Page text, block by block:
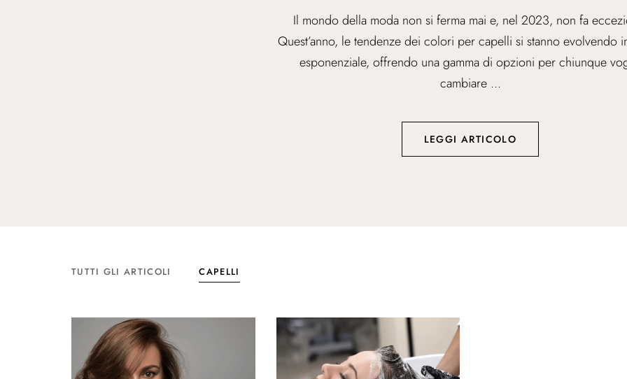
Il mondo della moda non si ferma mai e, nel 2023, non fa
Quest’anno, le tendenze dei colori per capelli si stanno evolvendo
esponenziale, offrendo una gamma di opzioni per chiunque
cambiare ...
LEGGI ARTICOLO
TUTTI GLI ARTICOLI CAPELLI